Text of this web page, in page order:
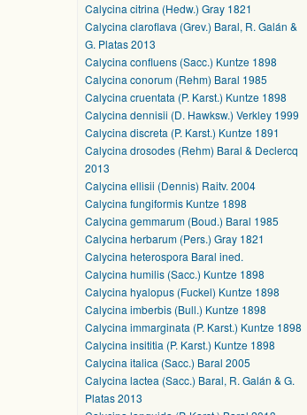
Calycina citrina (Hedw.) Gray 1821
Calycina claroflava (Grev.) Baral, R. Galán &
G. Platas 2013
Calycina confluens (Sacc.) Kuntze 1898
Calycina conorum (Rehm) Baral 1985
Calycina cruentata (P. Karst.) Kuntze 1898
Calycina dennisii (D. Hawksw.) Verkley 1999
Calycina discreta (P. Karst.) Kuntze 1891
Calycina drosodes (Rehm) Baral & Declercq
2013
Calycina ellisii (Dennis) Raitv. 2004
Calycina fungiformis Kuntze 1898
Calycina gemmarum (Boud.) Baral 1985
Calycina herbarum (Pers.) Gray 1821
Calycina heterospora Baral ined.
Calycina humilis (Sacc.) Kuntze 1898
Calycina hyalopus (Fuckel) Kuntze 1898
Calycina imberbis (Bull.) Kuntze 1898
Calycina immarginata (P. Karst.) Kuntze 1898
Calycina insititia (P. Karst.) Kuntze 1898
Calycina italica (Sacc.) Baral 2005
Calycina lactea (Sacc.) Baral, R. Galán & G.
Platas 2013